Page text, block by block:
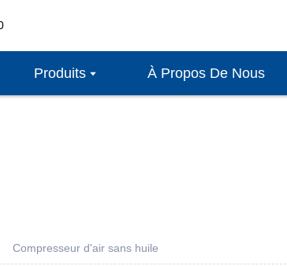
Produits À Propos De Nous
Compresseur d'air sans huile